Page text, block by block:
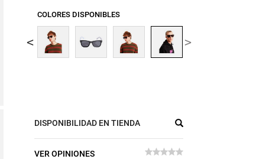
COLORES DISPONIBLES
DISPONIBILIDAD EN TIENDA
VER OPINIONES